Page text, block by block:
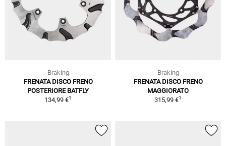
Braking
FRENATA DISCO FRENO
POSTERIORE BATFLY
134,99 €1
Braking
FRENATA DISCO FRENO
MAGGIORATO
315,99 €1